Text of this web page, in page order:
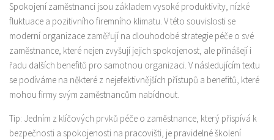
Spokojení zaměstnanci jsou základem vysoké produktivity, nízké
fluktuace a pozitivního firemního klimatu. V této souvislosti se
moderní organizace zaměřují na dlouhodobé strategie péče o své
zaměstnance, které nejen zvyšují jejich spokojenost, ale přinášejí i
řadu dalších benefitů pro samotnou organizaci. V následujícím textu
se podíváme na některé z nejefektivnějších přístupů a benefitů, které
mohou firmy svým zaměstnancům nabídnout.
Tip: Jedním z klíčových prvků péče o zaměstnance, který přispívá k
bezpečnosti a spokojenosti na pracovišti, je pravidelné školení